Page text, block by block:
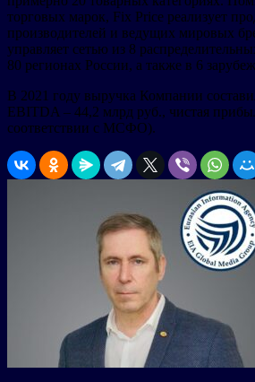
торговых марок, Fix Price реализует
производителей и ведущих мировых
управляет сетью из 8
80 регионах России, а также в 6
В 2021 году выручка Компании
EBITDA – 44,2 млрд руб., чистая
соответствии с МСФО).